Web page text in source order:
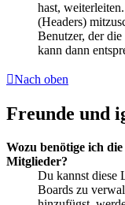
hast,
(Headers)
Benutzer, der
kann dann
Nach oben
Freunde und
Wozu benötige ich
Mitglieder?
Du kannst diese
Boards zu